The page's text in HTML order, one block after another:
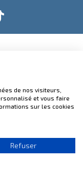
de nos visiteurs,
et vous faire
sur les cookies
Refuser